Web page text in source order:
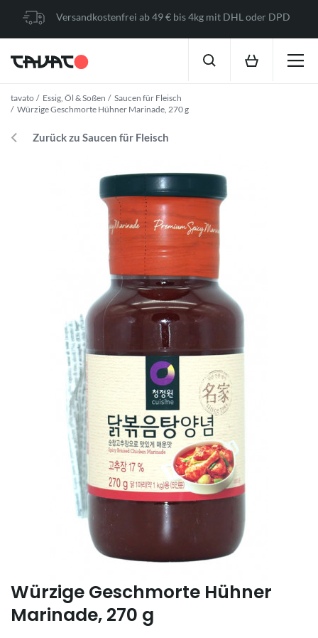
Versandkostenfrei ab 49 € bis 4kg mit DHL oder DPD
tavato Essig, Öl & Soßen
Saucen für Fleisch
Würzige Geschmorte Hühner Marinade, 270 g
Zurück zu Saucen für Fleisch
Würzige Geschmorte Hühner
Marinade, 270 g